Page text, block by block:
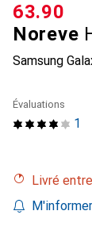
Noreve
Samsung
CHF
63.90
1
Évaluations
Livré